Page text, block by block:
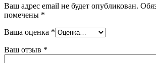
Ваш адрес email не будет опубликован.
помечены *
Ваша оценка *
Ваш отзыв *